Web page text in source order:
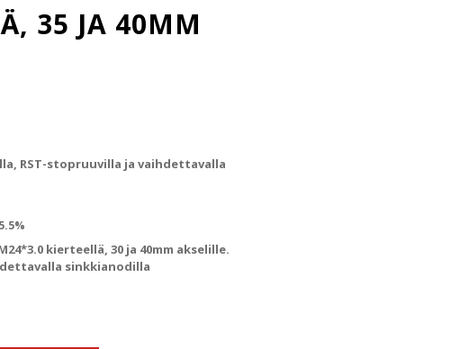
35 JA 40MM
RST-stopruuvilla ja vaihdettavalla
kierteellä, 30 ja 40mm akselille.
sinkkianodilla
SINKILLÄ M24*3.0 KIERTEELLÄ, 35 JA 40MM AKSELILLE QUANTITY